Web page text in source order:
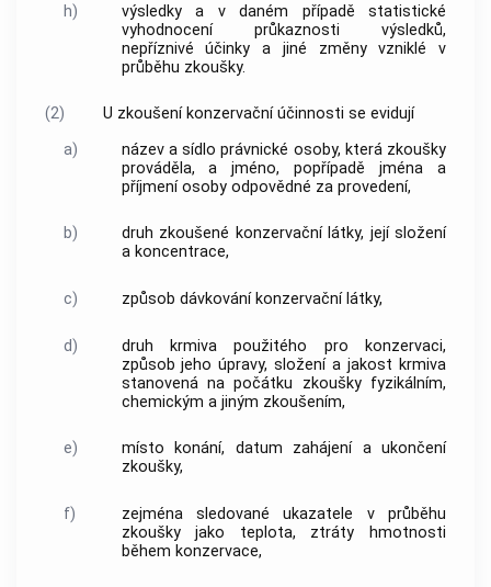
h)
výsledky a v daném případě statistické
vyhodnocení průkaznosti výsledků,
nepříznivé účinky a jiné změny vzniklé v
průběhu zkoušky.
(2)
U zkoušení konzervační účinnosti se evidují
a)
název a sídlo právnické osoby, která zkoušky
prováděla, a jméno, popřípadě jména a
příjmení osoby odpovědné za provedení,
b)
druh zkoušené konzervační látky, její složení
a koncentrace,
c) způsob dávkování konzervační látky,
d) druh krmivapoužitého pro konzervaci,
způsob jeho úpravy, složení a jakost krmiva
stanovená na počátku zkoušky fyzikálním,
chemickým a jiným zkoušením,
e)
místo konání, datum zahájení a ukončení
zkoušky,
f)
zejména sledované ukazatele v průběhu
zkoušky jako teplota, ztráty hmotnosti
během konzervace,